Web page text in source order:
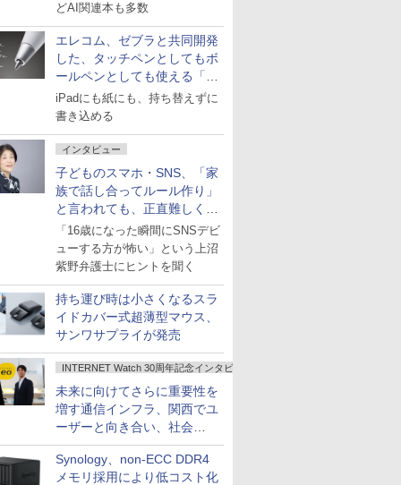
どAI関連本も多数
エレコム、ゼブラと共同開発
した、タッチペンとしてもボ
ールペンとしても使える「ス
タイラスツーウェイ」発売
iPadにも紙にも、持ち替えずに
書き込める
インタビュー
子どものスマホ・SNS、「家
族で話し合ってルール作り」
と言われても、正直難しくな
いですか？
「16歳になった瞬間にSNSデビ
ューする方が怖い」という上沼
紫野弁護士にヒントを聞く
持ち運び時は小さくなるスラ
イドカバー式超薄型マウス、
サンワサプライが発売
INTERNET Watch 30周年記念インタビュー
未来に向けてさらに重要性を
増す通信インフラ、関西でユ
ーザーと向き合い、社会
の“あたらしい”を起動し続け
る～オプテージ
Synology、non-ECC DDR4
メモリ採用により低コスト化